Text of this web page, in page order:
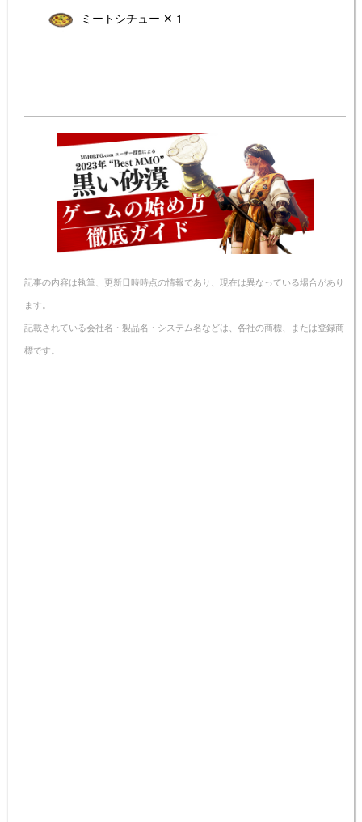
ミートシチュー ✕ 1
記事の内容は執筆、更新日時時点の情報であり、現在は異なっている場合があり
ます。
記載されている会社名・製品名・システム名などは、各社の商標、または登録商
標です。